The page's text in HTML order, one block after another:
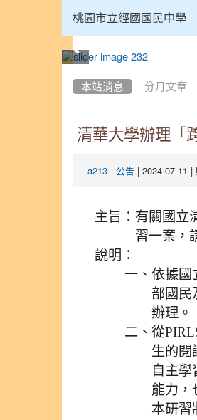
桃園市立經國國民中學
本站消息 分月文章
清華大學辦理「
a213 - 公告 | 2024-07-11
主旨： 有關國立
習一案，
說明：
一、 依據國
部國民
辦理。
二、 從
生的閱
自主
能力，
本研習